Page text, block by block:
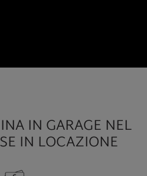
IN GARAGE NEL
IN LOCAZIONE